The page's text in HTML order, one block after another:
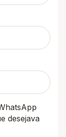
desejava